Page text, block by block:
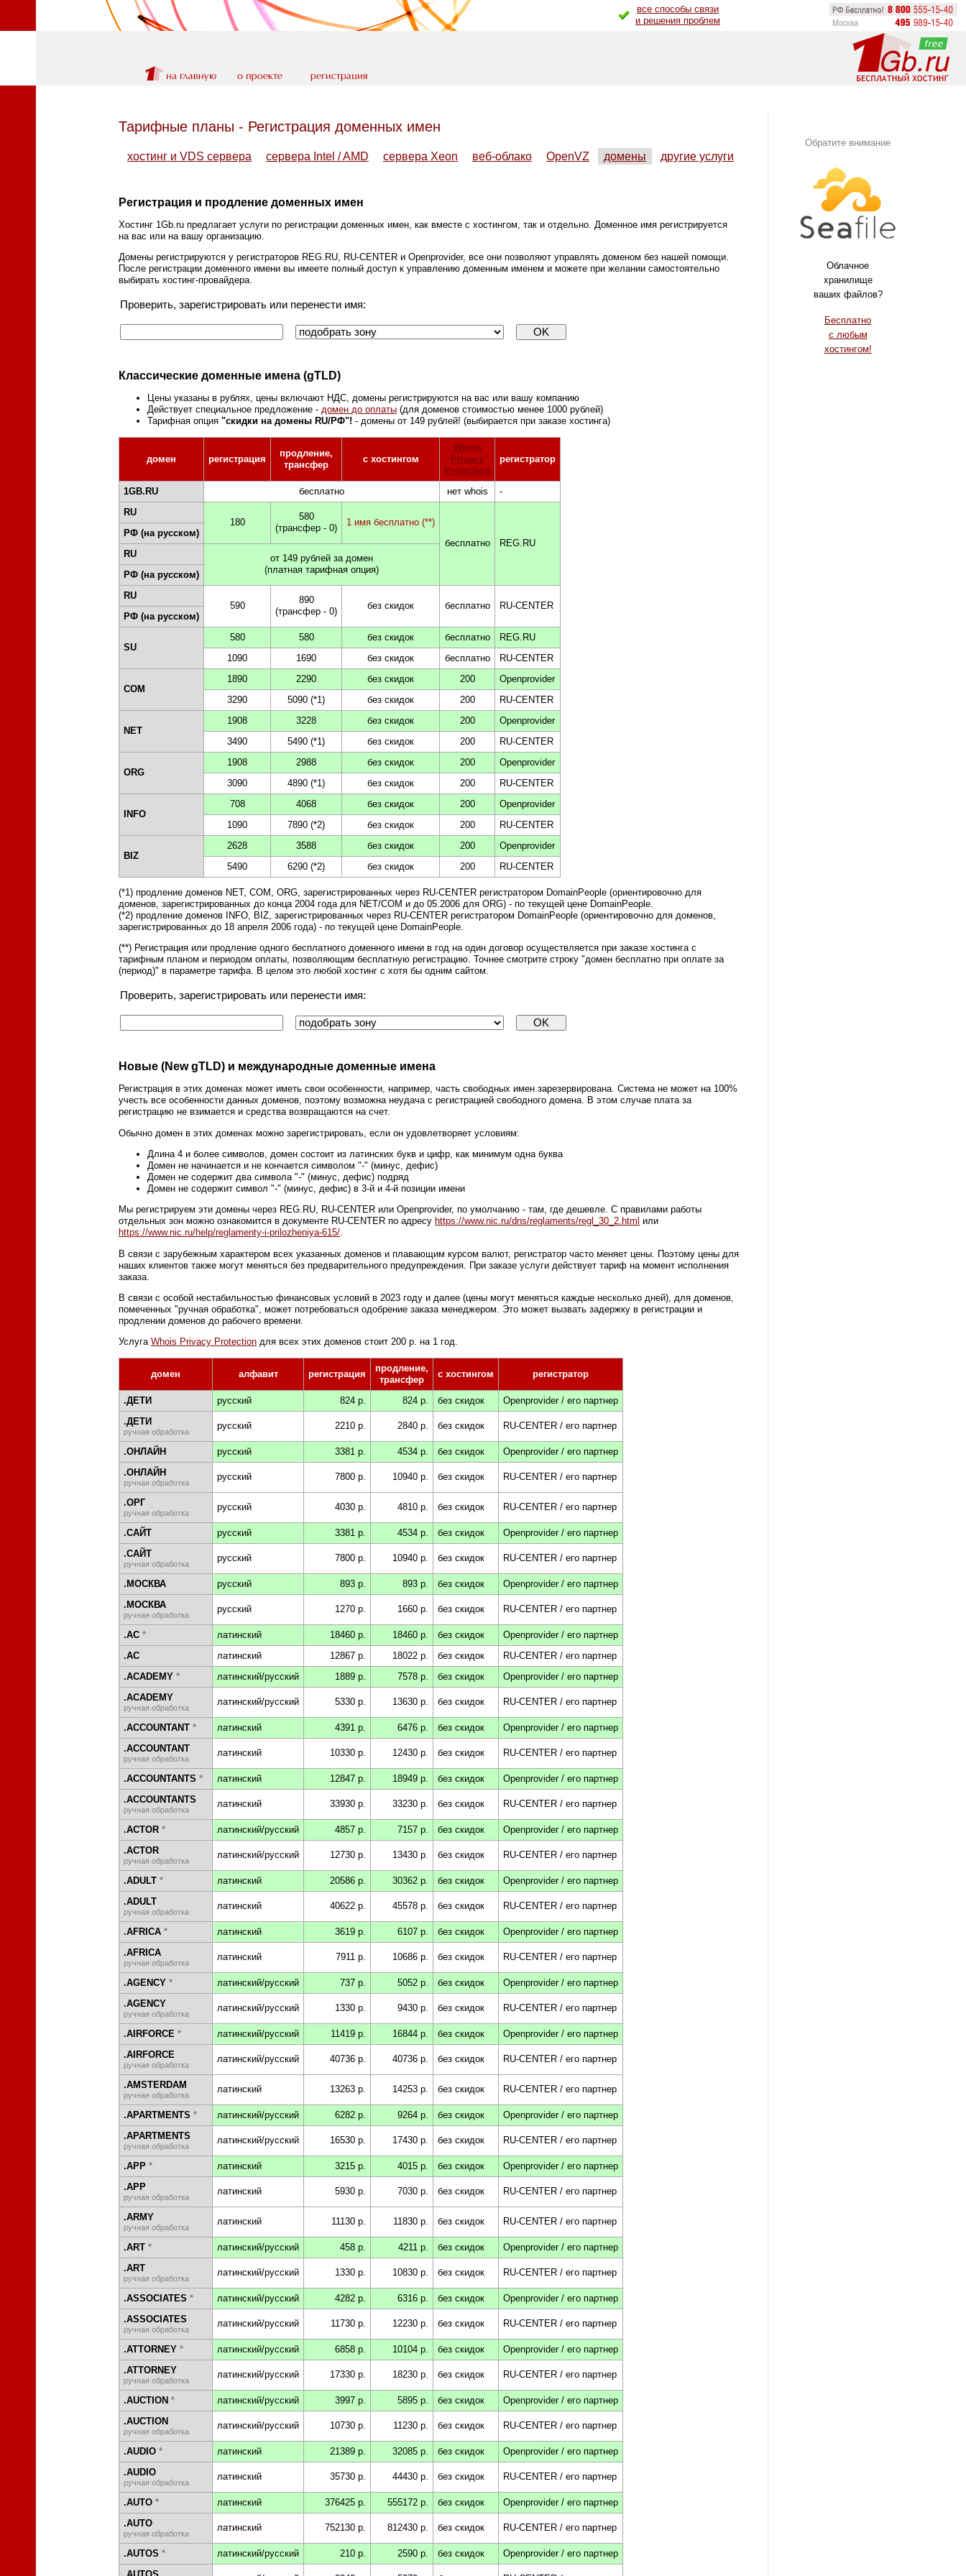
все способы связи
и решения проблем
Тарифные планы - Регистрация доменных имен
хостинг и VDS сервера сервера Intel / AMD сервера Xeon веб-облако OpenVZ домены другие услуги
Регистрация и продление доменных имен
Хостинг 1Gb.ru предлагает услуги по регистрации доменных имен, как вместе с хостингом, так и отдельно. Доменное имя регистрируется
на вас или на вашу организацию.
Домены регистрируются у регистраторов REG.RU, RU-CENTER и Openprovider, все они позволяют управлять доменом без нашей помощи.
После регистрации доменного имени вы имеете полный доступ к управлению доменным именем и можете при желании самостоятельно
выбирать хостинг-провайдера.
Проверить, зарегистрировать или перенести имя:
Классические доменные имена (gTLD)
Цены указаны в рублях, цены включают НДС, домены регистрируются на вас или вашу компанию
Действует специальное предложение - домен до оплаты (для доменов стоимостью менее 1000 рублей)
Тарифная опция "скидки на домены RU/РФ"! - домены от 149 рублей! (выбирается при заказе хостинга)
домен регистрация
продление,
трансфер
c хостингом
Whois
Privacy
Protection
регистратор
1GB.RU бесплатно нет whois
-
RU
180
580
(трансфер - 0)
1 имя бесплатно (**)
бесплатно
REG.RU
РФ (на русском)
RU
от 149 рублей за домен
(платная тарифная опция)
РФ (на русском)
RU
590
890
(трансфер - 0)
без скидок бесплатно
RU-CENTER
РФ (на русском)
SU
580 580 без скидок бесплатно
REG.RU
1090
1690 без скидок бесплатно RU-CENTER
COM
1890 2290 без скидок 200
Openprovider
3290
5090 (*1) без скидок 200 RU-CENTER
NET
1908 3228 без скидок 200
Openprovider
3490
5490 (*1) без скидок 200 RU-CENTER
ORG
1908 2988 без скидок 200
Openprovider
3090
4890 (*1) без скидок 200 RU-CENTER
INFO
708 4068 без скидок 200
Openprovider
1090
7890 (*2) без скидок 200 RU-CENTER
BIZ
2628 3588 без скидок 200
Openprovider
5490
6290 (*2) без скидок 200 RU-CENTER
(*1) продление доменов NET, COM, ORG, зарегистрированных через RU-CENTER регистратором DomainPeople (ориентировочно для
доменов, зарегистрированных до конца 2004 года для NET/COM и до 05.2006 для ORG) - по текущей цене DomainPeople.
(*2) продление доменов INFO, BIZ, зарегистрированных через RU-CENTER регистратором DomainPeople (ориентировочно для доменов,
зарегистрированных до 18 апреля 2006 года) - по текущей цене DomainPeople.
(**) Регистрация или продление одного бесплатного доменного имени в год на один договор осуществляется при заказе хостинга с
тарифным планом и периодом оплаты, позволяющим бесплатную регистрацию. Точнее смотрите строку "домен бесплатно при оплате за
(период)" в параметре тарифа. В целом это любой хостинг с хотя бы одним сайтом.
Проверить, зарегистрировать или перенести имя:
Новые (New gTLD) и международные доменные имена
Регистрация в этих доменах может иметь свои особенности, например, часть свободных имен зарезервирована. Система не может на 100%
учесть все особенности данных доменов, поэтому возможна неудача с регистрацией свободного домена. В этом случае плата за
регистрацию не взимается и средства возвращаются на счет.
Обычно домен в этих доменах можно зарегистрировать, если он удовлетворяет условиям:
Длина 4 и более символов, домен состоит из латинских букв и цифр, как минимум одна буква
Домен не начинается и не кончается символом "-" (минус, дефис)
Домен не содержит два символа "-" (минус, дефис) подряд
Домен не содержит символ "-" (минус, дефис) в 3-й и 4-й позиции имени
Мы регистрируем эти домены через REG.RU, RU-CENTER или Openprovider, по умолчанию - там, где дешевле. С правилами работы
отдельных зон можно ознакомится в документе RU-CENTER по адресу https://www.nic.ru/dns/reglaments/regl_30_2.html или
https://www.nic.ru/help/reglamenty-i-prilozheniya-615/.
В связи с зарубежным характером всех указанных доменов и плавающим курсом валют, регистратор часто меняет цены. Поэтому цены для
наших клиентов также могут меняться без предварительного предупреждения. При заказе услуги действует тариф на момент исполнения
заказа.
В связи с особой нестабильностью финансовых условий в 2023 году и далее (цены могут меняться каждые несколько дней), для доменов,
помеченных "ручная обработка", может потребоваться одобрение заказа менеджером. Это может вызвать задержку в регистрации и
продлении доменов до рабочего времени.
Услуга Whois Privacy Protection для всех этих доменов стоит 200 р. на 1 год.
домен алфавит регистрация
продление,
трансфер
c хостингом регистратор
.ДЕТИ русский 824 р. 824 р. без скидок
Openprovider / его партнер
.ДЕТИ
ручная обработка
русский 2210 р. 2840 р. без скидок RU-CENTER / его партнер
.ОНЛАЙН русский 3381 р. 4534 р. без скидок
Openprovider / его партнер
.ОНЛАЙН
ручная обработка
русский 7800 р. 10940 р. без скидок RU-CENTER / его партнер
.ОРГ
ручная обработка
русский 4030 р. 4810 р. без скидок RU-CENTER / его партнер
.САЙТ русский 3381 р. 4534 р. без скидок
Openprovider / его партнер
.САЙТ
ручная обработка
русский 7800 р. 10940 р. без скидок RU-CENTER / его партнер
.МОСКВА русский 893 р. 893 р. без скидок
Openprovider / его партнер
.МОСКВА
ручная обработка
русский 1270 р. 1660 р. без скидок RU-CENTER / его партнер
.AC * латинский 18460 р. 18460 р. без скидок
Openprovider / его партнер
.AC
латинский 12867 р. 18022 р. без скидок
RU-CENTER / его партнер
.ACADEMY * латинский/русский 1889 р. 7578 р. без скидок
Openprovider / его партнер
.ACADEMY
ручная обработка
латинский/русский 5330 р. 13630 р. без скидок RU-CENTER / его партнер
.ACCOUNTANT * латинский 4391 р. 6476 р. без скидок
Openprovider / его партнер
.ACCOUNTANT
ручная обработка
латинский 10330 р. 12430 р. без скидок RU-CENTER / его партнер
.ACCOUNTANTS * латинский 12847 р. 18949 р. без скидок
Openprovider / его партнер
.ACCOUNTANTS
ручная обработка
латинский 33930 р. 33230 р. без скидок RU-CENTER / его партнер
.ACTOR * латинский/русский 4857 р. 7157 р. без скидок
Openprovider / его партнер
.ACTOR
ручная обработка
латинский/русский 12730 р. 13430 р. без скидок RU-CENTER / его партнер
.ADULT * латинский 20586 р. 30362 р. без скидок
Openprovider / его партнер
.ADULT
ручная обработка
латинский 40622 р. 45578 р. без скидок RU-CENTER / его партнер
.AFRICA * латинский 3619 р. 6107 р. без скидок
Openprovider / его партнер
.AFRICA
ручная обработка
латинский 7911 р. 10686 р. без скидок RU-CENTER / его партнер
.AGENCY * латинский/русский 737 р. 5052 р. без скидок
Openprovider / его партнер
.AGENCY
ручная обработка
латинский/русский 1330 р. 9430 р. без скидок RU-CENTER / его партнер
.AIRFORCE * латинский/русский 11419 р. 16844 р. без скидок
Openprovider / его партнер
.AIRFORCE
ручная обработка
латинский/русский 40736 р. 40736 р. без скидок RU-CENTER / его партнер
.AMSTERDAM
ручная обработка
латинский 13263 р. 14253 р. без скидок RU-CENTER / его партнер
.APARTMENTS * латинский/русский 6282 р. 9264 р. без скидок
Openprovider / его партнер
.APARTMENTS
ручная обработка
латинский/русский 16530 р. 17430 р. без скидок RU-CENTER / его партнер
.APP * латинский 3215 р. 4015 р. без скидок
Openprovider / его партнер
.APP
ручная обработка
латинский 5930 р. 7030 р. без скидок RU-CENTER / его партнер
.ARMY
ручная обработка
латинский 11130 р. 11830 р. без скидок RU-CENTER / его партнер
.ART * латинский/русский 458 р. 4211 р. без скидок
Openprovider / его партнер
.ART
ручная обработка
латинский/русский 1330 р. 10830 р. без скидок RU-CENTER / его партнер
.ASSOCIATES * латинский/русский 4282 р. 6316 р. без скидок
Openprovider / его партнер
.ASSOCIATES
ручная обработка
латинский/русский 11730 р. 12230 р. без скидок RU-CENTER / его партнер
.ATTORNEY * латинский/русский 6858 р. 10104 р. без скидок
Openprovider / его партнер
.ATTORNEY
ручная обработка
латинский/русский 17330 р. 18230 р. без скидок RU-CENTER / его партнер
.AUCTION * латинский/русский 3997 р. 5895 р. без скидок
Openprovider / его партнер
.AUCTION
ручная обработка
латинский/русский 10730 р. 11230 р. без скидок RU-CENTER / его партнер
.AUDIO * латинский 21389 р. 32085 р. без скидок
Openprovider / его партнер
.AUDIO
ручная обработка
латинский 35730 р. 44430 р. без скидок RU-CENTER / его партнер
.AUTO * латинский 376425 р. 555172 р. без скидок
Openprovider / его партнер
.AUTO
ручная обработка
латинский 752130 р. 812430 р. без скидок RU-CENTER / его партнер
.AUTOS * латинский/русский 210 р. 2590 р. без скидок
Openprovider / его партнер
Обратите внимание
Облачное
хранилище
ваших файлов?
Бесплатно
c любым
хостингом!